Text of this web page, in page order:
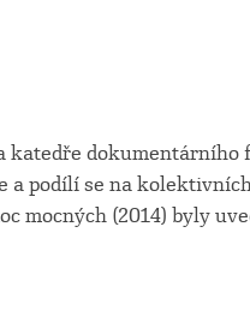
katedře
a podílí se na
mocných (2014) byly